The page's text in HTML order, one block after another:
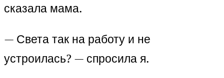
сказала мама.
— Света так на работу и не
устроилась? — спросила я.